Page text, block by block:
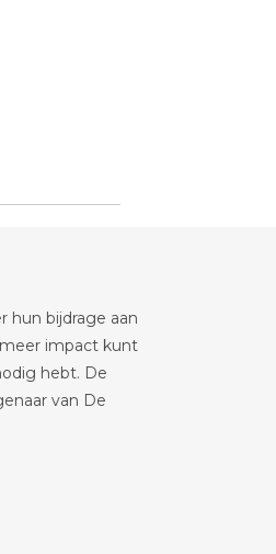
hun bijdrage aan
impact kunt
hebt. De
van De